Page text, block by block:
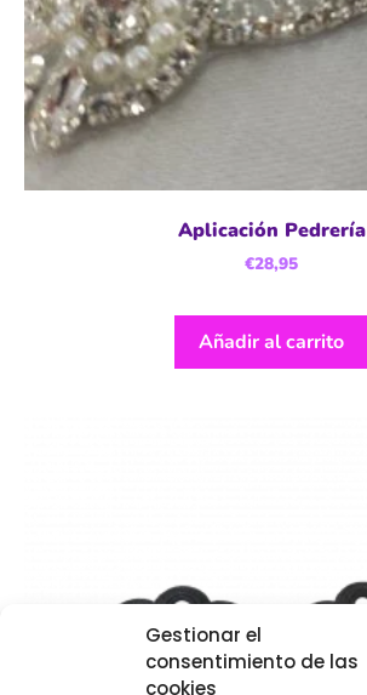
Gestionar el
consentimiento de las
cookies
Aplicación Pedrería
€28,95
Añadir al carrito